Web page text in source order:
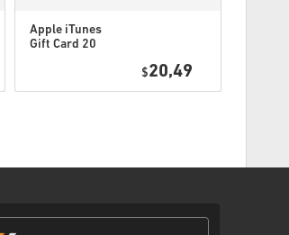
lépéseket 👇
Apple iTunes
Gift Card 20
$20,49